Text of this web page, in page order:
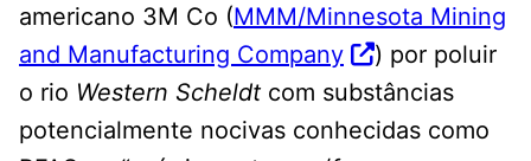
americano 3M Co (MMM/Minnesota Mining
and Manufacturing Company
) por poluir
o rio Western Scheldt com substâncias
potencialmente nocivas conhecidas como